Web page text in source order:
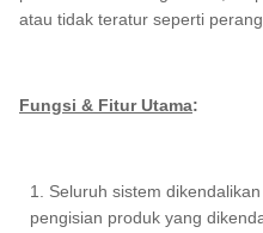
atau tidak teratur seperti
Fungsi & Fitur Utama:
1. Seluruh sistem
pengisian produk yang